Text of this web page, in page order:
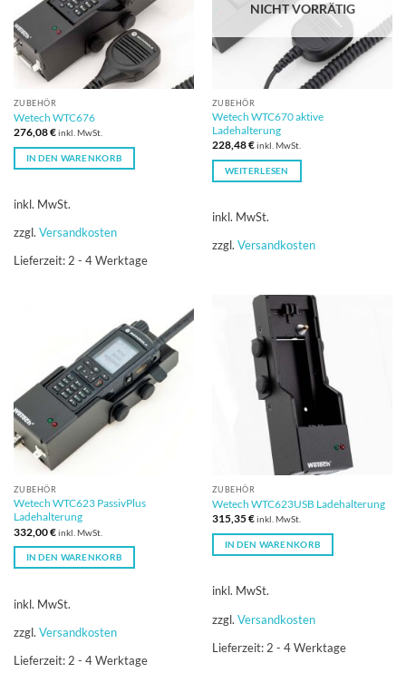
ZUBEHÖR
Wetech WTC676
276,08€inkl. MwSt.
IN DEN WARENKORB
inkl. MwSt.
zzgl. Versandkosten
Lieferzeit:2 - 4 Werktage
NICHT VORRÄTIG
ZUBEHÖR
Wetech WTC670 aktive
Ladehalterung
228,48€inkl. MwSt.
WEITERLESEN
inkl. MwSt.
zzgl. Versandkosten
ZUBEHÖR
Wetech WTC623 PassivPlus
Ladehalterung
332,00€inkl. MwSt.
IN DEN WARENKORB
inkl. MwSt.
zzgl. Versandkosten
Lieferzeit: 2 - 4 Werktage
ZUBEHÖR
Wetech WTC623USB Ladehalterung
315,35€inkl. MwSt.
IN DEN WARENKORB
inkl. MwSt.
zzgl. Versandkosten
Lieferzeit: 2 - 4 Werktage